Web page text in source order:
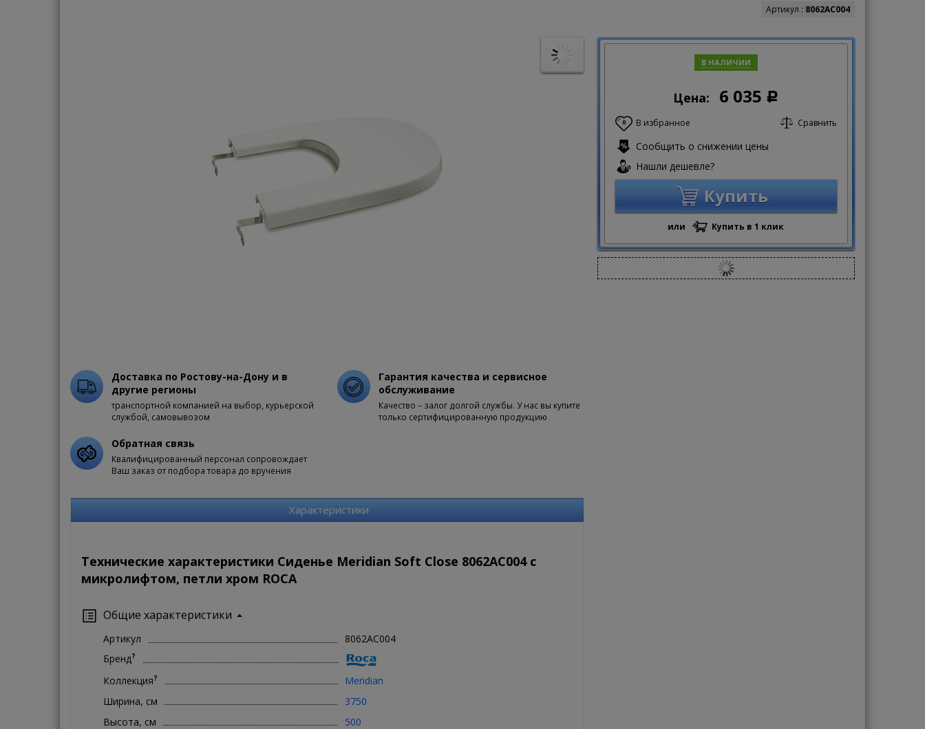
Артикул : 8062AC004
В НАЛИЧИИ
Цена: 6 035 Р
0 В избранное Сравнить
Сообщить о снижении цены
Нашли дешевле?
Купить
или Купить в 1 клик
Доставка по Ростову-на-Дону и в
другие регионы
транспортной компанией на выбор, курьерской
службой, самовывозом
Гарантия качества и сервисное
обслуживание
Качество – залог долгой службы. У нас вы купите
только сертифицированную продукцию
Обратная связь
Квалифицированный персонал сопровождает
Ваш заказ от подбора товара до вручения
Характеристики
Технические характеристики Сиденье Meridian Soft Close 8062AC004 с
микролифтом, петли хром ROCA
Общие характеристики
Артикул
8062AC004
Бренд?
Коллекция?
Meridian
Ширина, см
3750
Высота, см
500